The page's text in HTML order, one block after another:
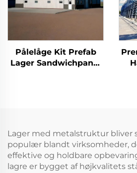
Pålelåge Kit Prefab
Lager Sandwichpanel
Lager med metalstruktur bliver
populær blandt virksomheder,
effektive og holdbare
lagre er bygget af højkvalitets